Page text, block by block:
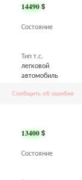
14490$
Состояние
Тип т.с.
легковой
автомобиль
Сообщить об ошибке
13400$
Состояние